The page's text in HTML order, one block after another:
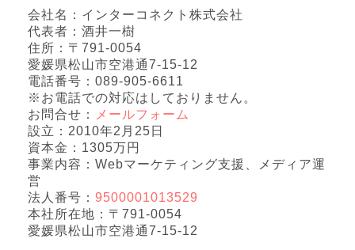
会社名：インターコネクト株式会社
代表者：酒井一樹
住所：〒791-0054
愛媛県松山市空港通7-15-12
電話番号：089-905-6611
※お電話での対応はしておりません。
お問合せ：
メールフォーム
設立：2010年2月25日
資本金：1305万円
事業内容：Webマーケティング支援、メディア運
営
法人番号： 9500001013529
本社所在地：〒791-0054
愛媛県松山市空港通7-15-12